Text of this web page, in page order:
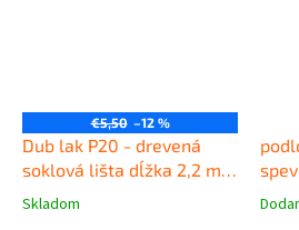
€5,50 –12 %
Dub lak P20 - drevená
soklová lišta dĺžka 2,2 m,
výška 58mm
Priemerné
Skladom